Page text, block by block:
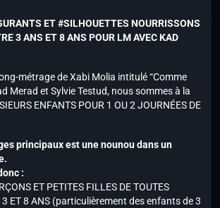
ET #SILHOUETTES NOURRISSONS
3 ANS ET 8 ANS POUR LM AVEC KAD
métrage de Xabi Molia intitulé “Comme
Merad et Sylvie Testud, nous sommes à la
ENFANTS POUR 1 OU 2 JOURNÉES DE
principaux est une nounou dans un
:
ET PETITES FILLES DE TOUTES
3 ET 8 ANS (particulièrement des enfants de 3